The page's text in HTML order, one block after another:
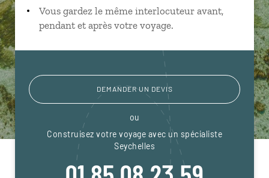
Vous gardez le même interlocuteur avant,
pendant et après votre voyage.
DEMANDER UN DEVIS
ou
Construisez votre voyage avec un spécialiste
Seychelles